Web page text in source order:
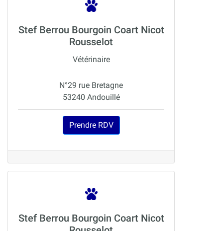
Stef Berrou Bourgoin Coart Nicot
Rousselot
Vétérinaire
N°29 rue Bretagne
53240 Andouillé
Prendre RDV
Stef Berrou Bourgoin Coart Nicot